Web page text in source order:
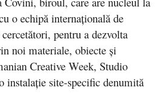
o echipă internațională de
pentru a dezvolta
noi materiale, obiecte și
Creative Week, Studio
instalație site-specific denumită